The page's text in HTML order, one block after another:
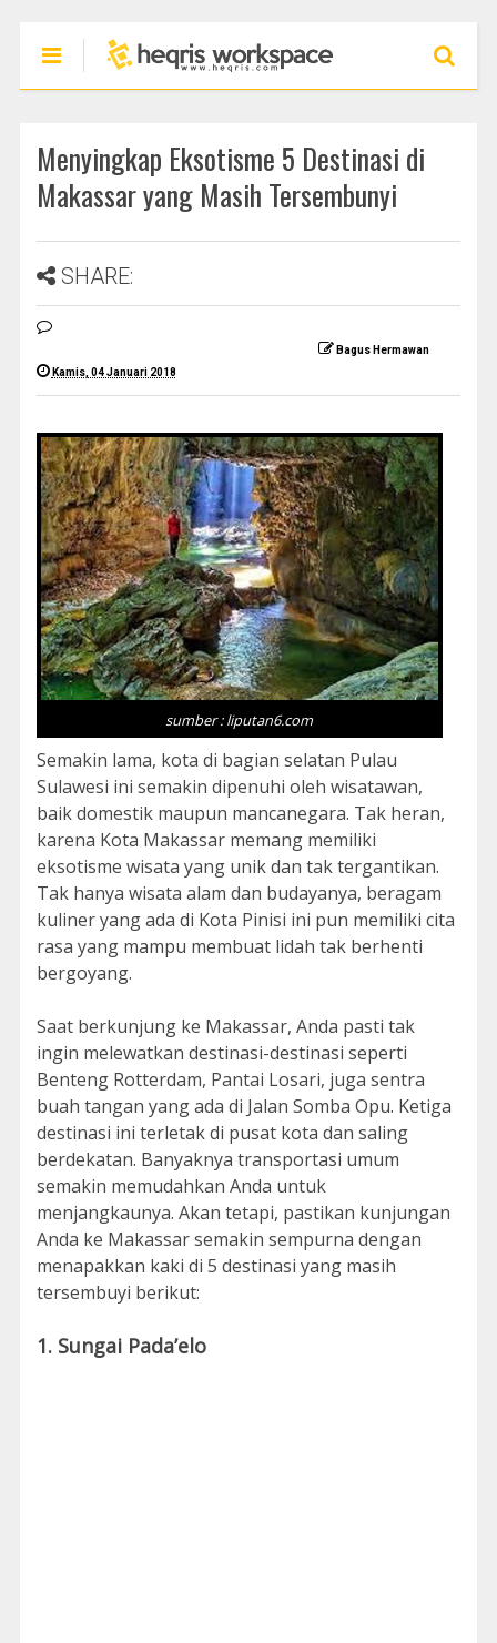
Menyingkap Eksotisme 5 Destinasi di
Makassar yang Masih Tersembunyi
SHARE:
Bagus Hermawan
Kamis, 04 Januari 2018
sumber : liputan6.com
Semakin lama, kota di bagian selatan Pulau
Sulawesi ini semakin dipenuhi oleh wisatawan,
baik domestik maupun mancanegara. Tak heran,
karena Kota Makassar memang memiliki
eksotisme wisata yang unik dan tak tergantikan.
Tak hanya wisata alam dan budayanya, beragam
kuliner yang ada di Kota Pinisi ini pun memiliki cita
rasa yang mampu membuat lidah tak berhenti
bergoyang.
Saat berkunjung ke Makassar, Anda pasti tak
ingin melewatkan destinasi-destinasi seperti
Benteng Rotterdam, Pantai Losari, juga sentra
buah tangan yang ada di Jalan Somba Opu. Ketiga
destinasi ini terletak di pusat kota dan saling
berdekatan. Banyaknya transportasi umum
semakin memudahkan Anda untuk
menjangkaunya. Akan tetapi, pastikan kunjungan
Anda ke Makassar semakin sempurna dengan
menapakkan kaki di 5 destinasi yang masih
tersembuyi berikut:
1. Sungai Pada’elo